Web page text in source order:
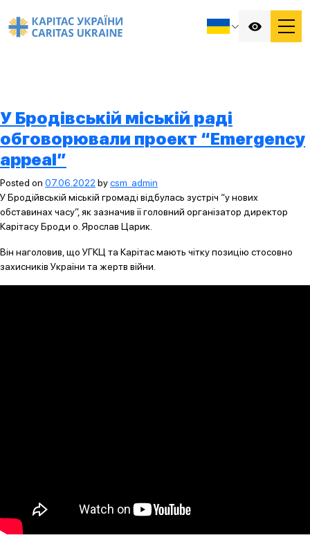
У Бродівській міській раді
обговорювали проект “Emergency
appeal”
Posted on 07.06.2022 bycsm_admin
У Бродійвській міській громаді відбулась зустріч “у нових
обставинах часу”, як зазначив її головний організатор директор
Карітасу Броди о. Ярослав Царик.
Він наголовив, що УГКЦ та Карітас мають чітку позицію стосовно
захисників України та жертв війни.